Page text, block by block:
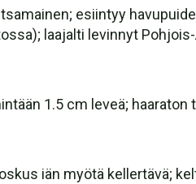
esiintyy
laajalti levinnyt
1.5 cm leveä;
iän myötä kellertävä;